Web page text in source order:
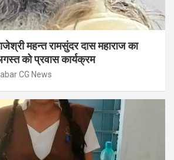
महन्त रामसुंदर दास महाराज का
को प्रवास कार्यक्रम
CG News